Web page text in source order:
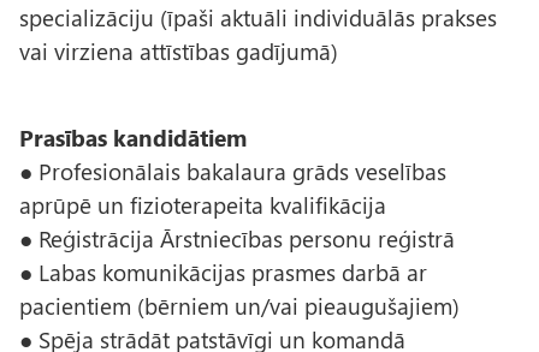
specializāciju (īpaši aktuāli individuālās prakses
vai virziena attīstības gadījumā)
Prasības kandidātiem
● Profesionālais bakalaura grāds veselības
aprūpē un fizioterapeita kvalifikācija
● Reģistrācija Ārstniecības personu reģistrā
● Labas komunikācijas prasmes darbā ar
pacientiem (bērniem un/vai pieaugušajiem)
● Spēja strādāt patstāvīgi un komandā